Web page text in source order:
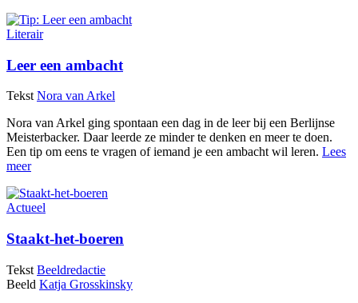
Literair
Leer een ambacht
Tekst Nora van Arkel
Nora van Arkel ging spontaan een dag in de leer bij een Berlijnse
Meisterbacker. Daar leerde ze minder te denken en meer te doen.
Een tip om eens te vragen of iemand je een ambacht wil leren. Lees
meer
Actueel
Staakt-het-boeren
Tekst Beeldredactie
Beeld Katja Grosskinsky